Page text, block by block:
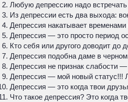
Любую депрессию надо
Из депрессии есть два выхода:
Депрессия накатывает
Депрессия — это просто период
Кто себя или другого доводит до
Депрессия подобна даме в
Депрессия не признак слабости
Депрессия — мой новый статус!!!
Депрессия — это когда твои
Что такое депрессия? Это когда